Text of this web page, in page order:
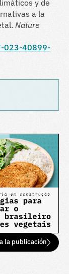
y de
a la
Nature
023-40899-
la publicación